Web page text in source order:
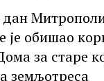
је обишао
за старе
земљотреса